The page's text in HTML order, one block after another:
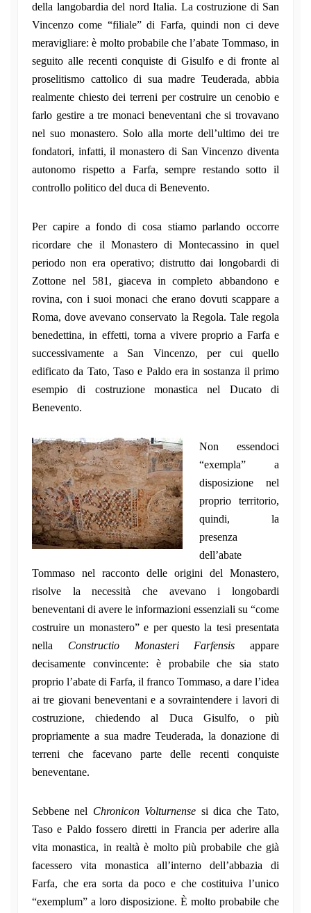
della langobardia del nord Italia. La costruzione di San
Vincenzo come “filiale” di Farfa, quindi non ci deve
meravigliare: è molto probabile che l’abate Tommaso, in
seguito alle recenti conquiste di Gisulfo e di fronte al
proselitismo cattolico di sua madre Teuderada, abbia
realmente chiesto dei terreni per costruire un cenobio e
farlo gestire a tre monaci beneventani che si trovavano
nel suo monastero. Solo alla morte dell’ultimo dei tre
fondatori, infatti, il monastero di San Vincenzo diventa
autonomo rispetto a Farfa, sempre restando sotto il
controllo politico del duca di Benevento.
Per capire a fondo di cosa stiamo parlando occorre
ricordare che il Monastero di Montecassino in quel
periodo non era operativo; distrutto dai longobardi di
Zottone nel 581, giaceva in completo abbandono e
rovina, con i suoi monaci che erano dovuti scappare a
Roma, dove avevano conservato la Regola. Tale regola
benedettina, in effetti, torna a vivere proprio a Farfa e
successivamente a San Vincenzo, per cui quello
edificato da Tato, Taso e Paldo era in sostanza il primo
esempio di costruzione monastica nel Ducato di
Benevento.
Non essendoci
“exempla” a
disposizione nel
proprio territorio,
quindi, la
presenza
dell’abate
Tommaso nel racconto delle origini del Monastero,
risolve la necessità che avevano i longobardi
beneventani di avere le informazioni essenziali su “come
costruire un monastero” e per questo la tesi presentata
nella Constructio Monasteri Farfensis appare
decisamente convincente: è probabile che sia stato
proprio l’abate di Farfa, il franco Tommaso, a dare l’idea
ai tre giovani beneventani e a sovraintendere i lavori di
costruzione, chiedendo al Duca Gisulfo, o più
propriamente a sua madre Teuderada, la donazione di
terreni che facevano parte delle recenti conquiste
beneventane.
Sebbene nel Chronicon Volturnense si dica che Tato,
Taso e Paldo fossero diretti in Francia per aderire alla
vita monastica, in realtà è molto più probabile che già
facessero vita monastica all’interno dell’abbazia di
Farfa, che era sorta da poco e che costituiva l’unico
“exemplum” a loro disposizione. È molto probabile che